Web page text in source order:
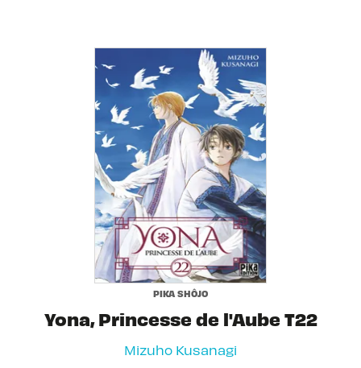
PIKA SHÔJO
Yona, Princesse de l'Aube T22
Mizuho Kusanagi